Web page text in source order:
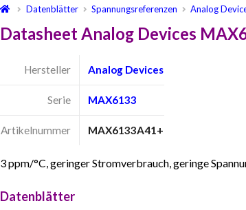
Datenblätter Spannungsreferenzen Analog
Datasheet Analog Devices
Hersteller Analog Devices
Serie MAX6133
Artikelnummer MAX6133A41+
3 ppm/°C, geringer Stromverbrauch, geringe
Datenblätter